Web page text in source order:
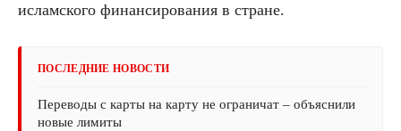
исламского финансирования в стране.
ПОСЛЕДНИЕ НОВОСТИ
Переводы с карты на карту не ограничат – объяснили
новые лимиты